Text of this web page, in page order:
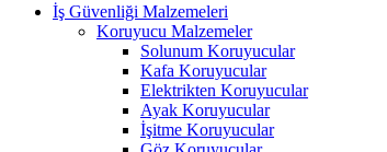
İş Güvenliği Malzemeleri
Koruyucu Malzemeler
Solunum Koruyucular
Kafa Koruyucular
Elektrikten Koruyucular
Ayak Koruyucular
İşitme Koruyucular